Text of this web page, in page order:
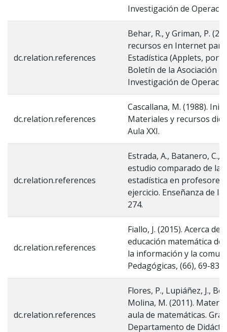
Investigación de
dc.relation.references
Behar, R., y Griman, P.
recursos en Internet
Estadística (Applets,
Boletín de la Asociación
Investigación de
dc.relation.references
Cascallana, M. (1988).
Materiales y recursos
Aula XXI.
dc.relation.references
Estrada, A., Batanero, C.,
estudio comparado de
estadística en profesores
ejercicio. Enseñanza de
274.
dc.relation.references
Fiallo, J. (2015). Acerca
educación matemática
la información y la
Pedagógicas, (66), 69-83.
dc.relation.references
Flores, P., Lupiáñez, J.,
Molina, M. (2011).
aula de matemáticas.
Departamento de